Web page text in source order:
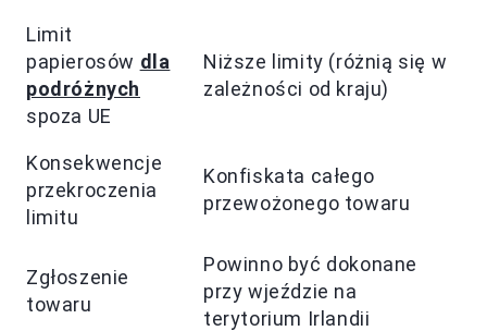
Limit
papierosów dla
podróżnych
spoza UE
Niższe limity (różnią się w
zależności od kraju)
Konsekwencje
przekroczenia
limitu
Konfiskata całego
przewożonego towaru
Zgłoszenie
towaru
Powinno być dokonane
przy wjeździe na
terytorium Irlandii